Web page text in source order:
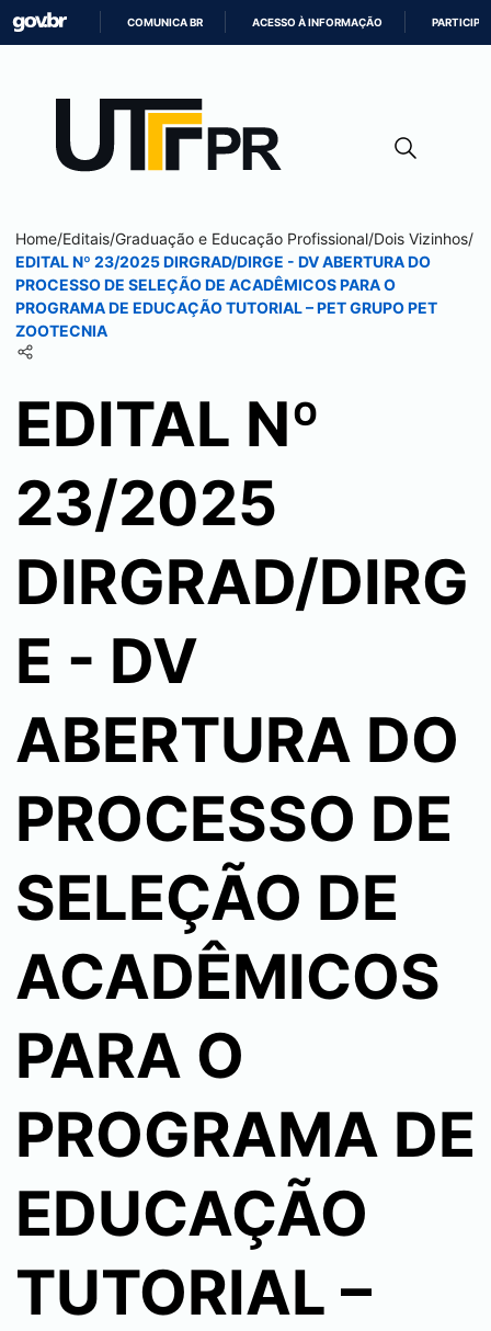
CONTEÚDO
COMUNICA BR ACESSO À INFORMAÇÃO PARTICIPE
Home/Editais/Graduação e Educação Profissional/Dois Vizinhos/
EDITAL Nº 23/2025 DIRGRAD/DIRGE - DV ABERTURA DO
PROCESSO DE SELEÇÃO DE ACADÊMICOS PARA O
PROGRAMA DE EDUCAÇÃO TUTORIAL – PET GRUPO PET
ZOOTECNIA
EDITAL Nº
23/2025
DIRGRAD/DIRG
E - DV
ABERTURA DO
PROCESSO DE
SELEÇÃO DE
ACADÊMICOS
PARA O
PROGRAMA DE
EDUCAÇÃO
TUTORIAL –